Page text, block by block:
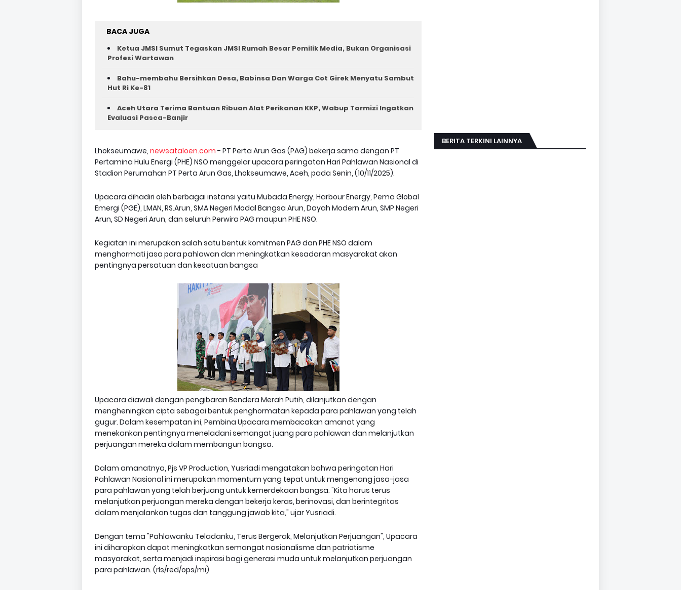
BACA JUGA
Ketua JMSI Sumut Tegaskan JMSI Rumah Besar Pemilik Media, Bukan Organisasi
Profesi Wartawan
Bahu-membahu Bersihkan Desa, Babinsa Dan Warga Cot Girek Menyatu Sambut
Hut Ri Ke-81 ‎
Aceh Utara Terima Bantuan Ribuan Alat Perikanan KKP, Wabup Tarmizi Ingatkan
Evaluasi Pasca-Banjir
Lhokseumawe, newsataloen.com - PT Perta Arun Gas (PAG) bekerja sama dengan PT
Pertamina Hulu Energi (PHE) NSO menggelar upacara peringatan Hari Pahlawan Nasional di
Stadion Perumahan PT Perta Arun Gas, Lhokseumawe, Aceh, pada Senin, (10/11/2025).
Upacara dihadiri oleh berbagai instansi yaitu Mubada Energy, Harbour Energy, Pema Global
Emergi (PGE), LMAN, RS.Arun, SMA Negeri Modal Bangsa Arun, Dayah Modern Arun, SMP Negeri
Arun, SD Negeri Arun, dan seluruh Perwira PAG maupun PHE NSO.
Kegiatan ini merupakan salah satu bentuk komitmen PAG dan PHE NSO dalam
menghormati jasa para pahlawan dan meningkatkan kesadaran masyarakat akan
pentingnya persatuan dan kesatuan bangsa
Upacara diawali dengan pengibaran Bendera Merah Putih, dilanjutkan dengan
mengheningkan cipta sebagai bentuk penghormatan kepada para pahlawan yang telah
gugur. Dalam kesempatan ini, Pembina Upacara membacakan amanat yang
menekankan pentingnya meneladani semangat juang para pahlawan dan melanjutkan
perjuangan mereka dalam membangun bangsa.
Dalam amanatnya, Pjs VP Production, Yusriadi mengatakan bahwa peringatan Hari
Pahlawan Nasional ini merupakan momentum yang tepat untuk mengenang jasa-jasa
para pahlawan yang telah berjuang untuk kemerdekaan bangsa. "Kita harus terus
melanjutkan perjuangan mereka dengan bekerja keras, berinovasi, dan berintegritas
dalam menjalankan tugas dan tanggung jawab kita," ujar Yusriadi.
Dengan tema "Pahlawanku Teladanku, Terus Bergerak, Melanjutkan Perjuangan", Upacara
ini diharapkan dapat meningkatkan semangat nasionalisme dan patriotisme
masyarakat, serta menjadi inspirasi bagi generasi muda untuk melanjutkan perjuangan
para pahlawan. (rls/red/ops/mi)
BERITA TERKINI LAINNYA